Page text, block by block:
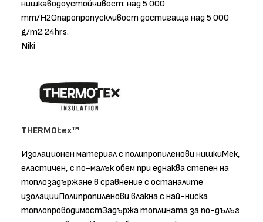
нишкаводоустойчивост: над 5 000
mm/H2Oпаропропускливост достигаща над 5 000
g/m2.24hrs.
Niki
THERMOtex™
Изолационен материал с полипропиленови нишкиМек,
еластичен, с по-малък обем при еднаква степен на
топлозадържане в сравнение с останалите
изолацииПолипропиленови влакна с най-ниска
топлопроводимостЗадържа топлината за по-дълъг